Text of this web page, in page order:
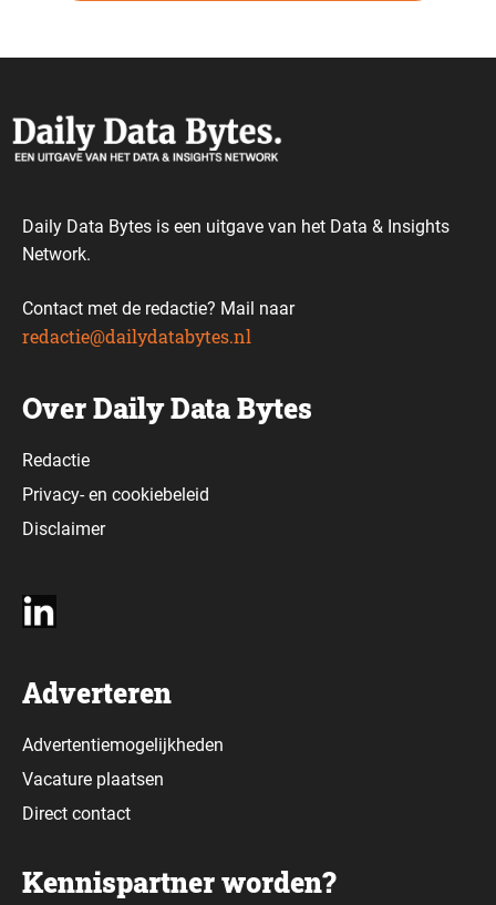
Daily Data Bytes is een uitgave van het Data & Insights
Network.
Contact met de redactie? Mail naar
redactie@dailydatabytes.nl
Over Daily Data Bytes
Redactie
Privacy-en cookiebeleid
Disclaimer
Adverteren
Advertentiemogelijkheden
Vacature plaatsen
Direct contact
Kennispartner worden?